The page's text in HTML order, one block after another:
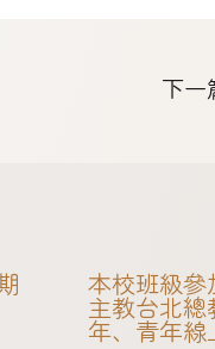
下一
本校班級參
主教台北
年、青年線